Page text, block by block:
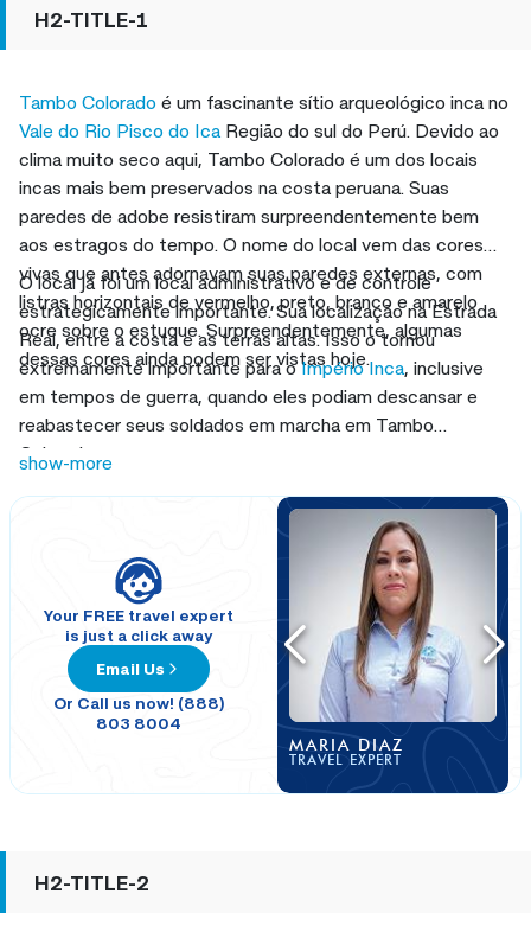
H2-TITLE-1
Tambo Colorado é um fascinante sítio arqueológico inca no
Vale do Rio Pisco do IcaRegião do sul do Perú. Devido ao
clima muito seco aqui, Tambo Colorado é um dos locais
incas mais bem preservados na costa peruana. Suas
paredes de adobe resistiram surpreendentemente bem
aos estragos do tempo. O nome do local vem das cores
vivas que antes adornavam suas paredes externas, com
listras horizontais de vermelho, preto, branco e amarelo
ocre sobre o estuque. Surpreendentemente, algumas
dessas cores ainda podem ser vistas hoje.
O local já foi um local administrativo e de controle
estrategicamente importante. Sua localização na Estrada
Real, entre a costa e as terras altas. Isso o tornou
extremamente importante para oImpério Inca, inclusive
em tempos de guerra, quando eles podiam descansar e
reabastecer seus soldados em marcha em Tambo
Colorado.
show-more
Your FREE travel expert
is just a click away
Email Us
Or Call us now! (888)
803 8004
MARIA DIAZ
TRAVEL EXPERT
H2-TITLE-2